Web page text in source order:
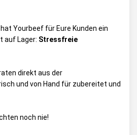
Yourbeef für Eure Kunden ein
auf Lager: Stressfreie
direkt aus der
und von Hand für zubereitet und
noch nie!